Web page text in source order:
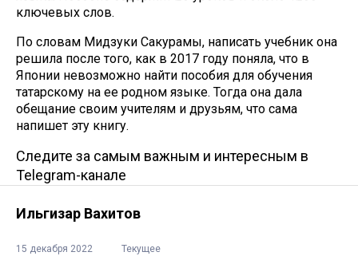
ключевых слов.
По словам Мидзуки Сакурамы, написать учебник она
решила после того, как в 2017 году поняла, что в
Японии невозможно найти пособия для обучения
татарскому на ее родном языке. Тогда она дала
обещание своим учителям и друзьям, что сама
напишет эту книгу.
Следите за самым важным и интересным в
Telegram-канале
Ильгизар Вахитов
15 декабря 2022 Текущее